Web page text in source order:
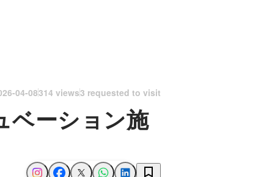
04-08314 views3 requested to visit
ベーション施